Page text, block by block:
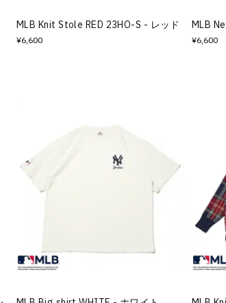
MLB Knit Stole RED 23HO-S - レッド
¥6,600
MLB
¥6,600